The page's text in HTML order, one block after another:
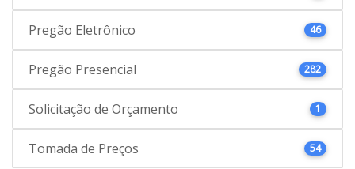
Pregão Eletrônico 46
Pregão Presencial 282
Solicitação de Orçamento 1
Tomada de Preços 54